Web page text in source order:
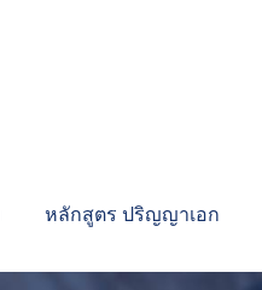
หลักสูตร ปริญญาเอก